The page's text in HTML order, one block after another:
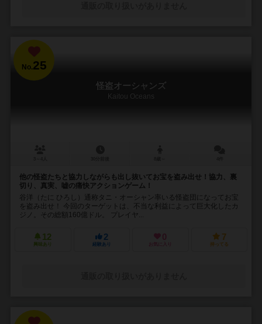
No.25
怪盗オーシャンズ
Kaitou Oceans
他の怪盗たちと協力しながらも出し抜いてお宝を盗み出せ！協力、裏
切り、真実、嘘の痛快アクションゲーム！
谷洋（たに ひろし）通称タニ・オーシャン率いる怪盗団になってお宝
を盗み出せ！ 今回のターゲットは、不当な利益によって巨大化したカ
ジノ。その総額160億ドル。 プレイヤ...
12
興味あり
2
経験あり
0
お気に入り
7
持ってる